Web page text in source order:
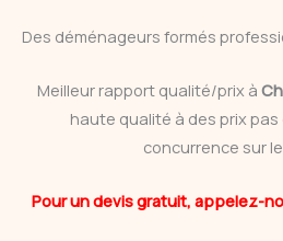
Des déménageurs formés
Meilleur rapport qualité/prix à
haute qualité à des prix
concurrence sur
Pour un devis gratuit, appelez-